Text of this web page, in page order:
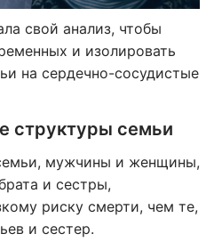
свой анализ, чтобы
и изолировать
на сердечно-сосудистые
структуры семьи
мужчины и женщины,
и сестры,
риску смерти, чем те,
и сестер.